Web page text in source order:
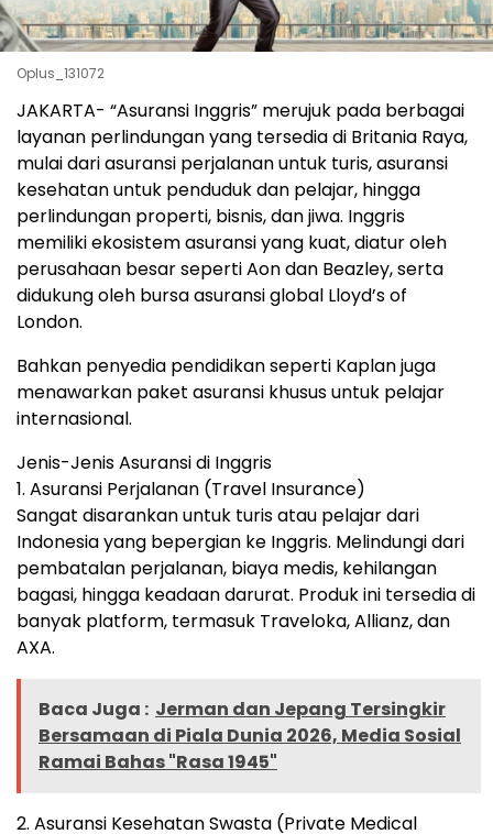
Oplus_131072
JAKARTA- “Asuransi Inggris” merujuk pada berbagai
layanan perlindungan yang tersedia di Britania Raya,
mulai dari asuransi perjalanan untuk turis, asuransi
kesehatan untuk penduduk dan pelajar, hingga
perlindungan properti, bisnis, dan jiwa. Inggris
memiliki ekosistem asuransi yang kuat, diatur oleh
perusahaan besar seperti Aon dan Beazley, serta
didukung oleh bursa asuransi global Lloyd’s of
London.
Bahkan penyedia pendidikan seperti Kaplan juga
menawarkan paket asuransi khusus untuk pelajar
internasional.
Jenis-Jenis Asuransi di Inggris
1. Asuransi Perjalanan (Travel Insurance)
Sangat disarankan untuk turis atau pelajar dari
Indonesia yang bepergian ke Inggris. Melindungi dari
pembatalan perjalanan, biaya medis, kehilangan
bagasi, hingga keadaan darurat. Produk ini tersedia di
banyak platform, termasuk Traveloka, Allianz, dan
AXA.
Baca Juga : Jerman dan Jepang Tersingkir
Bersamaan di Piala Dunia 2026, Media Sosial
Ramai Bahas "Rasa 1945"
2. Asuransi Kesehatan Swasta (Private Medical